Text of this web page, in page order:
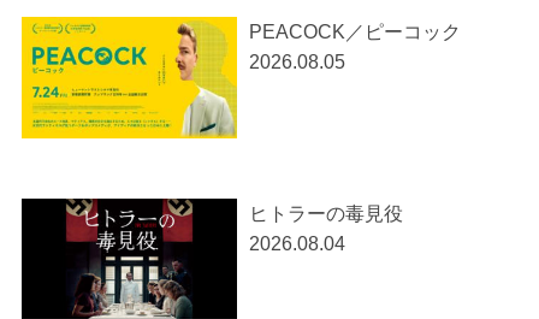
PEACOCK／ピーコック
2026.08.05
ヒトラーの毒見役
2026.08.04